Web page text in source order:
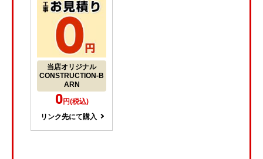
当店オリジナル
CONSTRUCTION-B
ARN
0円(税込)
リンク先にて購入